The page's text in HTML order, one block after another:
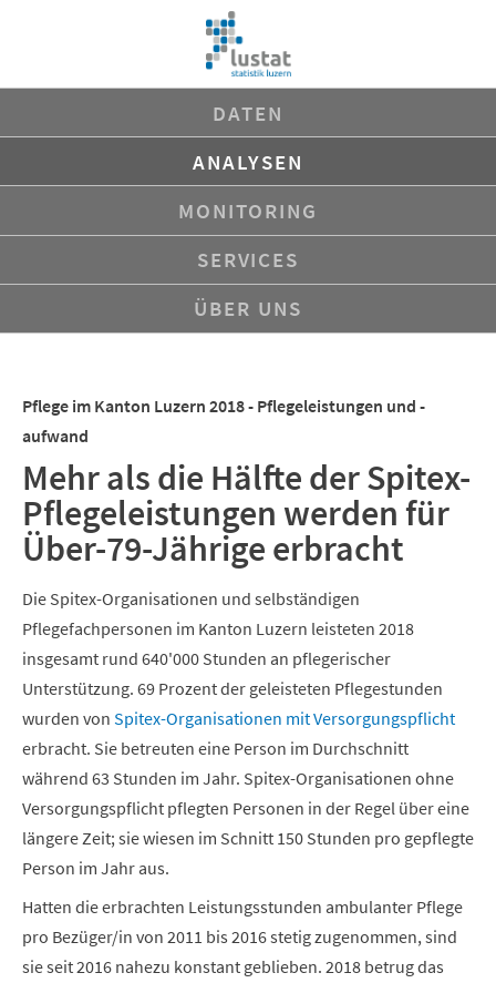
DATEN
ANALYSEN
MONITORING
SERVICES
ÜBER UNS
Pflege im Kanton Luzern 2018 - Pflegeleistungen und -
aufwand
Mehr als die Hälfte der Spitex-
Pflegeleistungen werden für
Über-79-Jährige erbracht
Die Spitex-Organisationen und selbständigen
Pflegefachpersonen im Kanton Luzern leisteten 2018
insgesamt rund 640'000 Stunden an pflegerischer
Unterstützung. 69 Prozent der geleisteten Pflegestunden
wurden von Spitex-Organisationen mit Versorgungspflicht
erbracht. Sie betreuten eine Person im Durchschnitt
während 63 Stunden im Jahr. Spitex-Organisationen ohne
Versorgungspflicht pflegten Personen in der Regel über eine
längere Zeit; sie wiesen im Schnitt 150 Stunden pro gepflegte
Person im Jahr aus.
Hatten die erbrachten Leistungsstunden ambulanter Pflege
pro Bezüger/in von 2011 bis 2016 stetig zugenommen, sind
sie seit 2016 nahezu konstant geblieben. 2018 betrug das